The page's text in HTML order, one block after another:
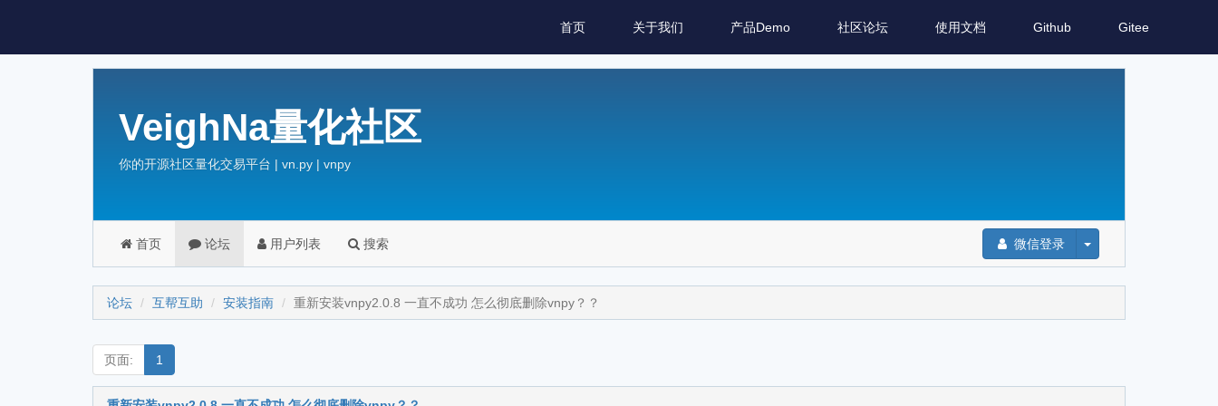
首页 关于我们 产品Demo 社区论坛 使用文档 Github Gitee
VeighNa量化社区
你的开源社区量化交易平台 | vn.py | vnpy
首页 论坛 用户列表 搜索 微信登录
论坛 互帮互助 安装指南 重新安装vnpy2.0.8 一直不成功 怎么彻底删除vnpy？？
页面: 1